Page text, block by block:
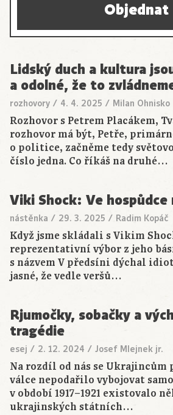
Objednat
Lidský duch a kultura
a odolné, že to
rozhovory / 4. 4. 2025 / Milan Ohnisko
Rozhovor s Petrem Placákem,
rozhovor má být, Petře,
o politice, začněme tedy
číslo jedna. Co říkáš na druhé…
Viki Shock: Ve
nástěnka / 29. 3. 2025 / Radim Kopáč
Když jsme skládali s Vikim
reprezentativní výbor z jeho
s názvem V předsíni dýchal
jasné, že vedle veršů…
Rjumočky, sobačky a
tragédie
esej / 2. 12. 2024 / Josef Mlejnek jr.
Na rozdíl od nás se Ukrajincům
válce nepodařilo vybojovat
v období 1917–1921 existovalo
ukrajinských státních…